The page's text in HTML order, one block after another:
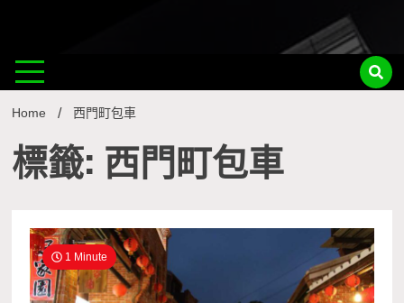
Home 西門町包車
標籤: 西門町包車
1 Minute